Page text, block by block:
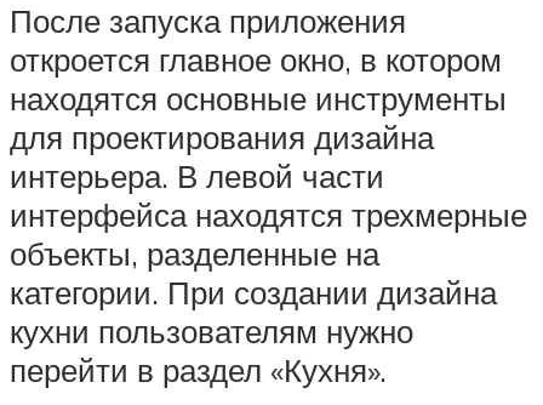
После запуска приложения
откроется главное окно, в котором
находятся основные инструменты
для проектирования дизайна
интерьера. В левой части
интерфейса находятся трехмерные
объекты, разделенные на
категории. При создании дизайна
кухни пользователям нужно
перейти в раздел «Кухня».